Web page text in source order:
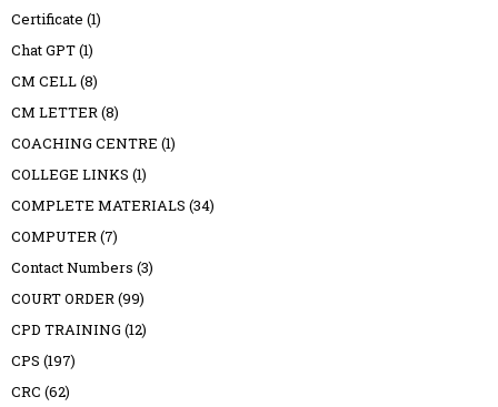
Certificate (1)
Chat GPT(1)
CM CELL(8)
CM LETTER(8)
COACHING CENTRE (1)
COLLEGE LINKS (1)
COMPLETE MATERIALS (34)
COMPUTER(7)
Contact Numbers (3)
COURT ORDER(99)
CPD TRAINING (12)
CPS (197)
CRC (62)